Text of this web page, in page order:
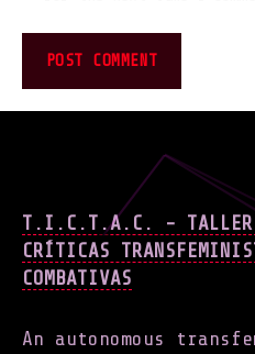
T.I.C.T.A.C. - TALLER
CRÍTICAS
COMBATIVAS
An autonomous